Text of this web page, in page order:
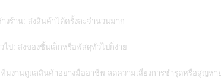
งร้าน: ส่งสินค้าได้ครั้งละจำนวนมาก
ไป: ส่งของชิ้นเล็กหรือพัสดุทั่วไปก็ง่าย
มงานดูแลสินค้าอย่างมืออาชีพ ลดความเสี่ยงการชำรุดหรือสูญหาย